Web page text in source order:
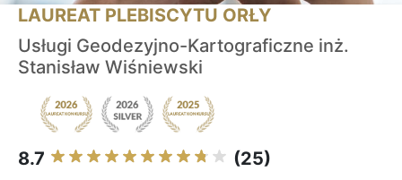
LAUREAT PLEBISCYTU ORŁY
Usługi Geodezyjno-Kartograficzne inż.
Stanisław Wiśniewski
8.7 (25)